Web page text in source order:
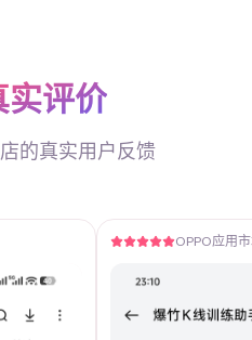
实评价
的真实用户反馈
OPPO应用